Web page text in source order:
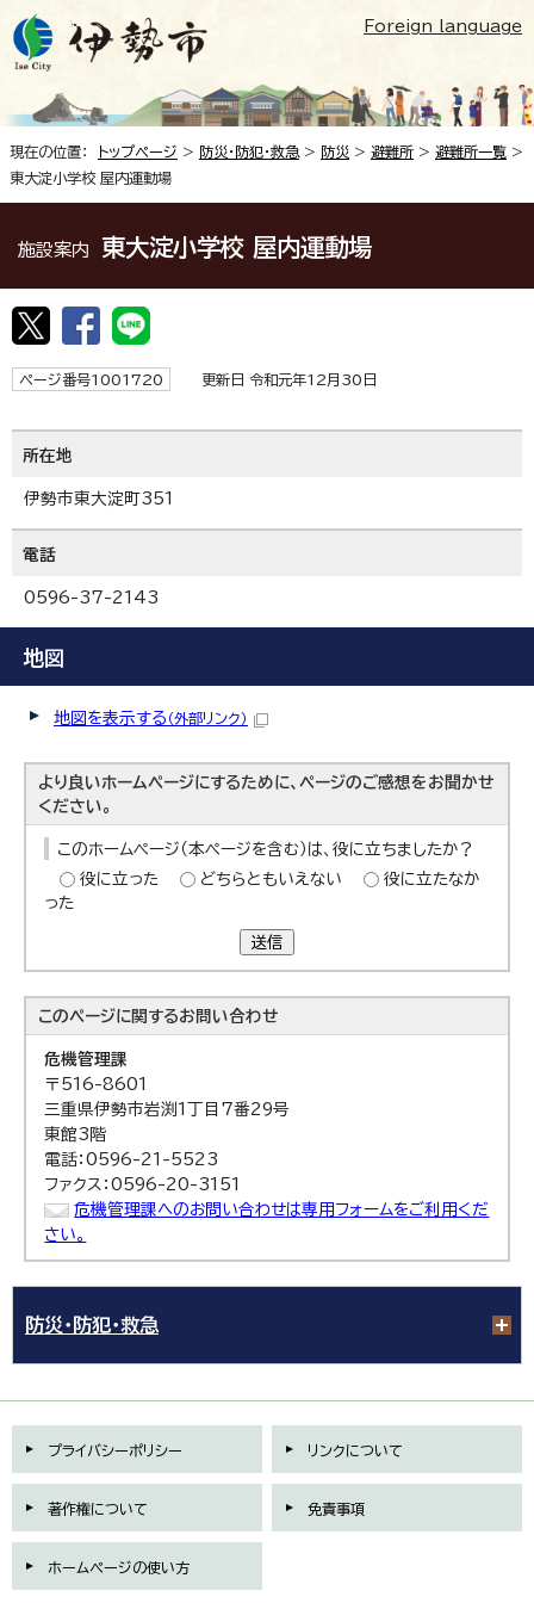
Foreign language
現在の位置： トップページ > 防災・防犯・救急 > 防災 > 避難所 > 避難所一覧 >
東大淀小学校 屋内運動場
施設案内 東大淀小学校 屋内運動場
ページ番号1001720 更新日 令和元年12月30日
所在地
伊勢市東大淀町351
電話
0596-37-2143
地図
地図を表示する （外部リンク）
より良いホームページにするために、ページのご感想をお聞かせ
ください。
このホームページ（本ページを含む）は、役に立ちましたか？
役に立った
どちらともいえない
役に立たなか
った
送信
このページに関するお問い合わせ
危機管理課
〒516-8601
三重県伊勢市岩渕1丁目7番29号
東館3階
電話：0596-21-5523
ファクス：0596-20-3151
危機管理課へのお問い合わせは専用フォームをご利用くだ
さい。
防災・防犯・救急
プライバシーポリシー リンクについて
著作権について 免責事項
ホームページの使い方